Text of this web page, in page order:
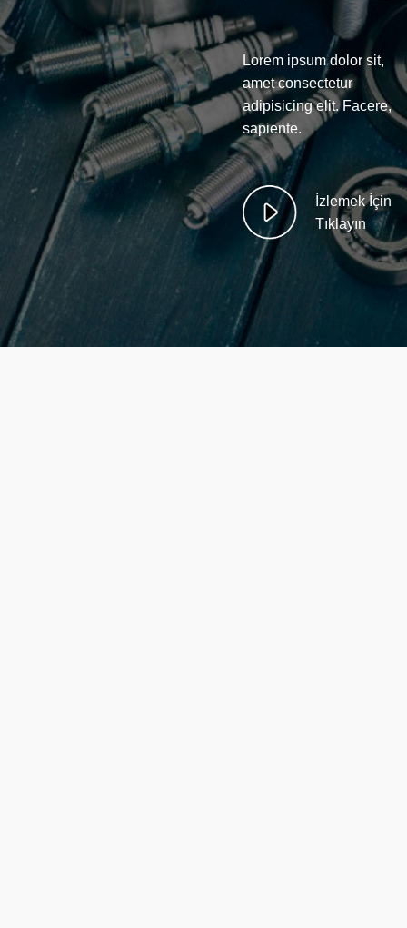
Lorem ipsum dolor sit,
amet consectetur
adipisicing elit. Facere,
sapiente.
İzlemek İçin
Tıklayın